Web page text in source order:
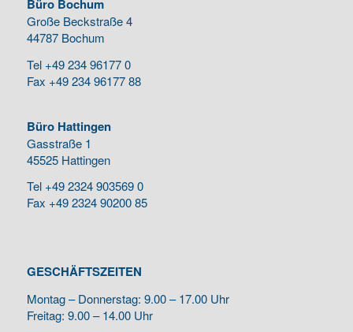
Büro Bochum
Große Beckstraße 4
44787 Bochum
Tel +49 234 96177 0
Fax +49 234 96177 88
Büro Hattingen
Gasstraße 1
45525 Hattingen
Tel +49 2324 903569 0
Fax +49 2324 90200 85
GESCHÄFTSZEITEN
Montag – Donnerstag: 9.00 – 17.00 Uhr
Freitag: 9.00 – 14.00 Uhr